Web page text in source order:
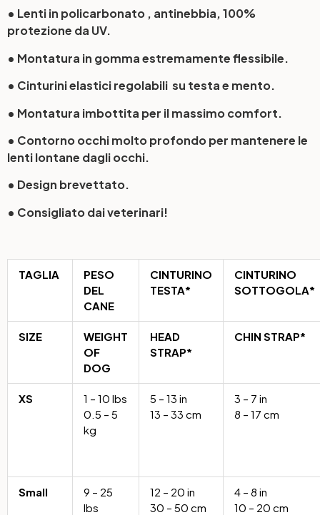
• Lenti in policarbonato , antinebbia, 100%
protezione da UV.
• Montatura in gomma estremamente flessibile.
• Cinturini elastici regolabili su testa e mento.
• Montatura imbottita per il massimo comfort.
• Contorno occhi molto profondo per mantenere le
lenti lontane dagli occhi.
• Design brevettato.
• Consigliato dai veterinari!
TAGLIA
PESO
DEL
CANE
CINTURINO
TESTA*
CINTURINO
SOTTOGOLA*
SIZE
WEIGHT
OF
DOG
HEAD
STRAP*
CHIN STRAP*
XS
1 – 10 lbs
0.5 – 5
kg
5 – 13 in
13 – 33 cm
3 – 7 in
8 – 17 cm
Small
9 – 25
lbs
12 – 20 in
30 – 50 cm
4 – 8 in
10 – 20 cm